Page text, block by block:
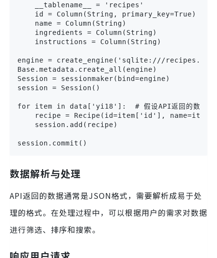
    __tablename__ = 'recipes'
    id = Column(String, primary_key=True)
    name = Column(String)
    ingredients = Column(String)
    instructions = Column(String)
engine = create_engine('sqlite:///
Base.metadata.create_all(engine)
Session = sessionmaker(bind=engine)
session = Session()
for item in data['yi18']:  # 假设API返回的数据结
recipe = Recipe(id=item['id'],
    session.add(recipe)
session.commit()
数据解析与处理
API返回的数据通常是JSON格式，需要解析成易于处
理的格式。在处理过程中，可以根据用户的需求对数据
进行筛选、排序和搜索。